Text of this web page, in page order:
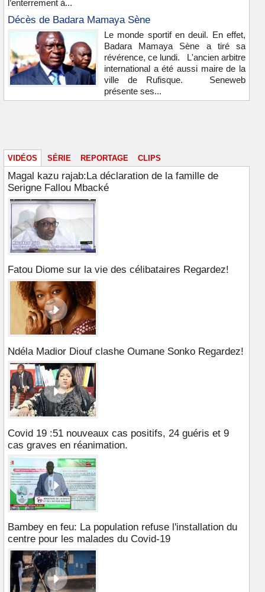
l’enterrement à...
Décès de Badara Mamaya Sène
Le monde sportif en deuil. En effet,
Badara Mamaya Sène a tiré sa
révérence, ce lundi. L'ancien arbitre
international a été aussi maire de la
ville de Rufisque. Seneweb
présente ses...
VIDÉOS SÉRIE REPORTAGE CLIPS
Magal kazu rajab:La déclaration de la famille de
Serigne Fallou Mbacké
Fatou Diome sur la vie des célibataires Regardez!
Ndéla Madior Diouf clashe Oumane Sonko Regardez!
Covid 19 :51 nouveaux cas positifs, 24 guéris et 9
cas graves en réanimation.
Bambey en feu: La population refuse l'installation du
centre pour les malades du Covid-19